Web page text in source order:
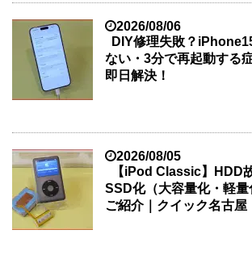
2026/08/06
DIY修理失敗？
ない・3分で再起動する
即日解決！
2026/08/05
【iPod Classic】HDD
SSD化（大容量化・軽
ご紹介｜クイック名古屋